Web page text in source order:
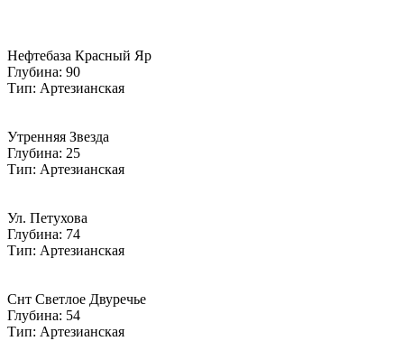
Нефтебаза Красный Яр
Глубина: 90
Тип: Артезианская
Утренняя Звезда
Глубина: 25
Тип: Артезианская
Ул. Петухова
Глубина: 74
Тип: Артезианская
Снт Светлое Двуречье
Глубина: 54
Тип: Артезианская